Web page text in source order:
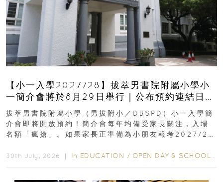
【小一入學2027/28】拔萃男書院附屬小學小
一簡介會將於8月29日舉行｜公布預約連結日期
｜更設有網上重溫
拔萃男書院附屬小學（男拔附小／DBSPD）小一入學簡
介會即將開放預約！簡介會每年均備受家長關注，入場
名額「瘋搶」。如果家長正準備為小朋友報考2027/28
30th July, 2026 ｜ In EDUCATION / OPEN DAY & SCHOOL EVENTS